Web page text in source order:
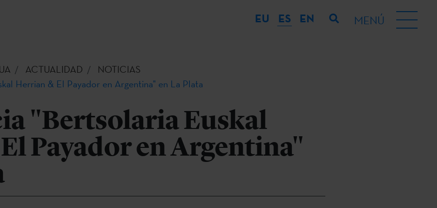
EU ES EN MENÚ
ACTUALIDAD
NOTICIAS
Herrian & El Payador en Argentina" en La Plata
"Bertsolaria Euskal
Payador en Argentina"